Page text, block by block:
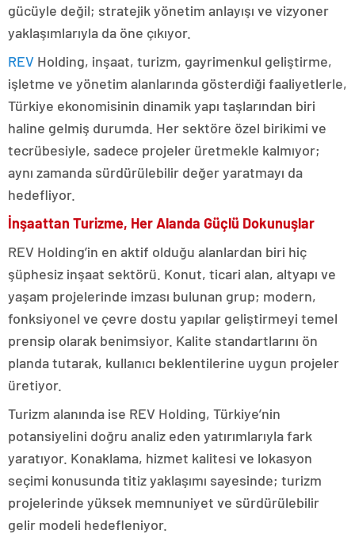
gücüyle değil; stratejik yönetim anlayışı ve vizyoner
yaklaşımlarıyla da öne çıkıyor.
REV Holding, inşaat, turizm, gayrimenkul geliştirme,
işletme ve yönetim alanlarında gösterdiği faaliyetlerle,
Türkiye ekonomisinin dinamik yapı taşlarından biri
haline gelmiş durumda. Her sektöre özel birikimi ve
tecrübesiyle, sadece projeler üretmekle kalmıyor;
aynı zamanda sürdürülebilir değer yaratmayı da
hedefliyor.
İnşaattan Turizme, Her Alanda Güçlü Dokunuşlar
REV Holding’in en aktif olduğu alanlardan biri hiç
şüphesiz inşaat sektörü. Konut, ticari alan, altyapı ve
yaşam projelerinde imzası bulunan grup; modern,
fonksiyonel ve çevre dostu yapılar geliştirmeyi temel
prensip olarak benimsiyor. Kalite standartlarını ön
planda tutarak, kullanıcı beklentilerine uygun projeler
üretiyor.
Turizm alanında ise REV Holding, Türkiye’nin
potansiyelini doğru analiz eden yatırımlarıyla fark
yaratıyor. Konaklama, hizmet kalitesi ve lokasyon
seçimi konusunda titiz yaklaşımı sayesinde; turizm
projelerinde yüksek memnuniyet ve sürdürülebilir
gelir modeli hedefleniyor.